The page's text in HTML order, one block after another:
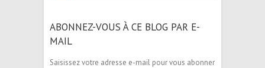
ABONNEZ-VOUS À CE BLOG PAR E-
MAIL
Saisissez votre adresse e-mail pour vous abonner